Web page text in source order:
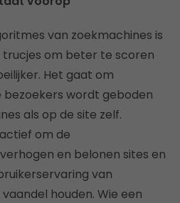
van zoekmachines is
trucjes om beter te scoren
Het gaat om
wordt geboden
als op de site zelf.
om de
en belonen sites en
van
houden. Wie een